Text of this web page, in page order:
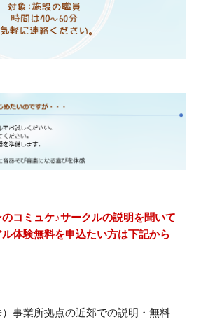
コミュケ♪サークルの説明を聞いて
体験無料を申込たい方は下記から
事業所拠点の近郊での説明・無料